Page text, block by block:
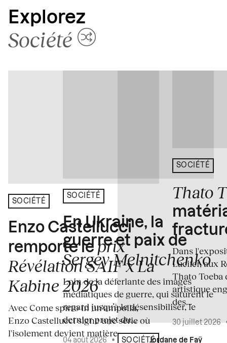
Explorez
Société
SOCIÉTÉ
Enzo Castellucci
remporte le prix
Révélation SAIF x La
Kabine 2026
Avec Come spirto in un'ampolla,
Enzo Castellucci signe une série où
l'isolement devient matière
SOCIÉTÉ
En Ukraine, la
guerre et paix de
Sergey Melnitchenko
Loin de la déferlante des images
médiatiques de guerre, qui saturent le
regard jusqu’à le désensibiliser, le
dernier projet du...
04 août 2026 • Écrit par Jordane de Faÿ
SOCIÉTÉ
SOCIÉTÉ
Thato
Dans
Lucifer, aux
Thato Toeba
artistique
des...
30 juillet 2026